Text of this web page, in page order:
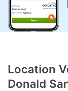
Location
Donald